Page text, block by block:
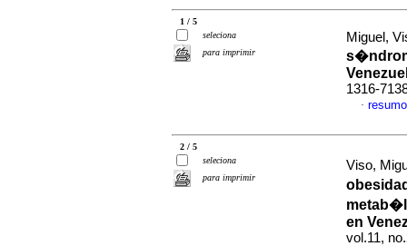
1 / 5
seleciona
para imprimir
Miguel,
1316-
·
2 / 5
seleciona
para imprimir
Viso,
en
vol.11,